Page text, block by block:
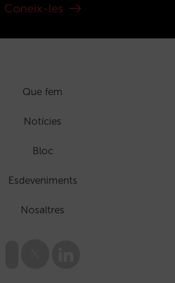
Coneix-les
Que fem
Notícies
Bloc
Esdeveniments
Nosaltres